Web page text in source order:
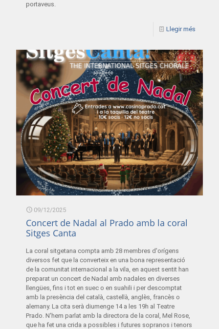
portaveus.
Llegir més
09/12/2025
Concert de Nadal al Prado amb la coral
Sitges Canta
La coral sitgetana compta amb 28 membres d'orígens
diversos fet que la converteix en una bona representació
de la comunitat internacional a la vila, en aquest sentit han
preparat un concert de Nadal amb nadales en diverses
llengües, fins i tot en suec o en suahili i per descomptat
amb la presència del català, castellà, anglès, francès o
alemany. La cita serà diumenge 14 a les 19h al Teatre
Prado. N'hem parlat amb la directora de la coral, Mel Rose,
que ha fet una crida a possibles i futures sopranos i tenors